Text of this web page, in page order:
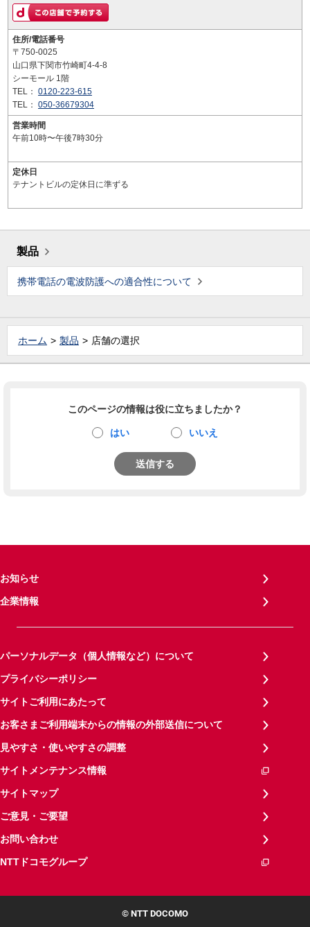
住所/電話番号
〒750-0025
山口県下関市竹崎町4-4-8
シーモール 1階
TEL： 0120-223-615
TEL： 050-36679304
営業時間
午前10時〜午後7時30分
定休日
テナントビルの定休日に準ずる
製品
携帯電話の電波防護への適合性について
ホーム 製品 店舗の選択
このページの情報は役に立ちましたか？
はい いいえ
送信する
お知らせ
企業情報
パーソナルデータ（個人情報など）について
プライバシーポリシー
サイトご利用にあたって
お客さまご利用端末からの情報の外部送信について
見やすさ・使いやすさの調整
サイトメンテナンス情報
サイトマップ
ご意見・ご要望
お問い合わせ
NTTドコモグループ
© NTT DOCOMO